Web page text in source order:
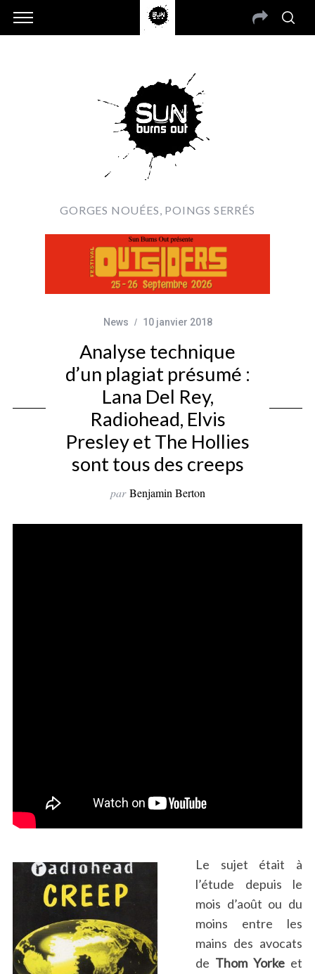
GORGES NOUÉES, POINGS SERRÉS
News 10 janvier 2018
Analyse technique
d’un plagiat présumé :
Lana Del Rey,
Radiohead, Elvis
Presley et The Hollies
sont tous des creeps
par Benjamin Berton
Le sujet était à
l’étude depuis le
mois d’août ou du
moins entre les
mains des avocats
de Thom Yorke et